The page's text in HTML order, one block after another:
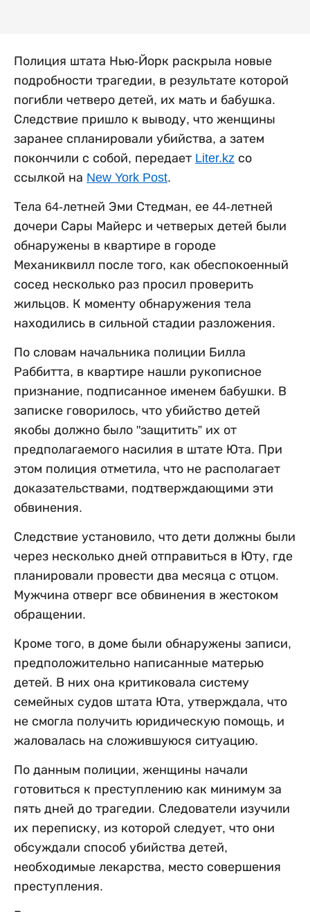
Полиция штата Нью-Йорк раскрыла новые
подробности трагедии, в результате которой
погибли четверо детей, их мать и бабушка.
Следствие пришло к выводу, что женщины
заранее спланировали убийства, а затем
покончили с собой, передает Liter.kz со
ссылкой на New York Post.
Тела 64-летней Эми Стедман, ее 44-летней
дочери Сары Майерс и четверых детей были
обнаружены в квартире в городе
Механиквилл после того, как обеспокоенный
сосед несколько раз просил проверить
жильцов. К моменту обнаружения тела
находились в сильной стадии разложения.
По словам начальника полиции Билла
Раббитта, в квартире нашли рукописное
признание, подписанное именем бабушки. В
записке говорилось, что убийство детей
якобы должно было "защитить” их от
предполагаемого насилия в штате Юта. При
этом полиция отметила, что не располагает
доказательствами, подтверждающими эти
обвинения.
Следствие установило, что дети должны были
через несколько дней отправиться в Юту, где
планировали провести два месяца с отцом.
Мужчина отверг все обвинения в жестоком
обращении.
Кроме того, в доме были обнаружены записи,
предположительно написанные матерью
детей. В них она критиковала систему
семейных судов штата Юта, утверждала, что
не смогла получить юридическую помощь, и
жаловалась на сложившуюся ситуацию.
По данным полиции, женщины начали
готовиться к преступлению как минимум за
пять дней до трагедии. Следователи изучили
их переписку, из которой следует, что они
обсуждали способ убийства детей,
необходимые лекарства, место совершения
преступления.